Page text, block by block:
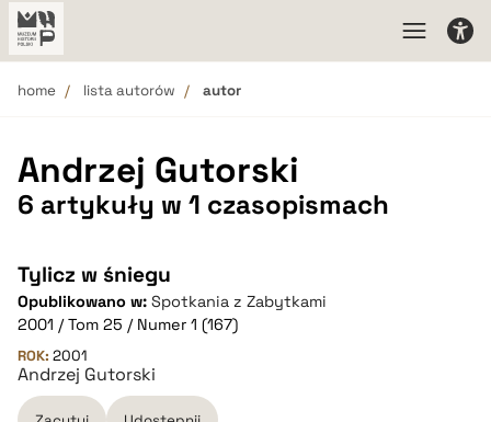
home lista autorów autor
Andrzej Gutorski
6 artykuły w 1 czasopismach
Tylicz w śniegu
Opublikowano w: Spotkania z Zabytkami
2001 / Tom 25 / Numer 1 (167)
ROK: 2001
Andrzej Gutorski